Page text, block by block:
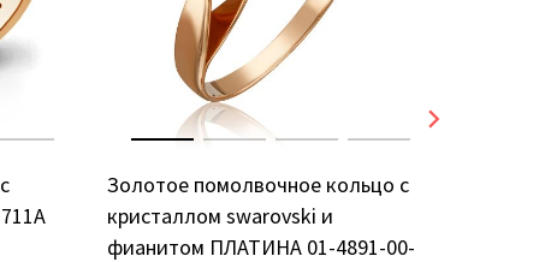
Золотое помолвочное кольцо с
кристаллом swarovski и
фианитом ПЛАТИНА 01-4891-00-